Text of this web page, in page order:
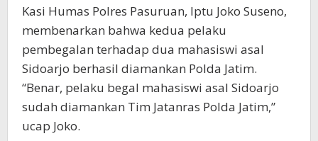
Kasi Humas Polres Pasuruan, Iptu Joko Suseno,
membenarkan bahwa kedua pelaku
pembegalan terhadap dua mahasiswi asal
Sidoarjo berhasil diamankan Polda Jatim.
“Benar, pelaku begal mahasiswi asal Sidoarjo
sudah diamankan Tim Jatanras Polda Jatim,”
ucap Joko.